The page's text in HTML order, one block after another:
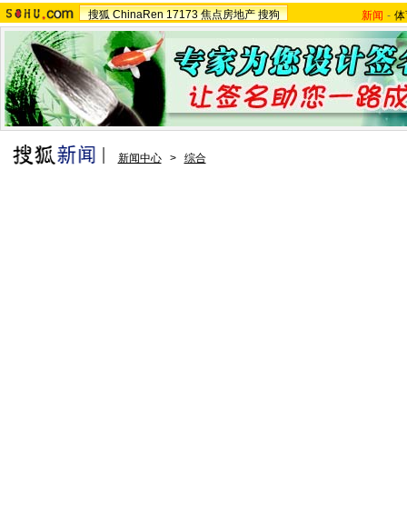
搜狐 ChinaRen 17173 焦点房地产 搜狗 新闻 -
新闻中心 > 综合